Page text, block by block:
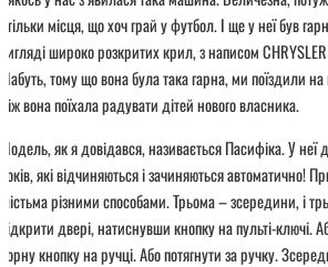
стільки місця, що хоч грай у футбол. І ще у неї був
вигляді широко розкритих крил, з написом
Мабуть, тому що вона була така гарна, ми поїздили
ніж вона поїхала радувати дітей нового власника.
Модель, як я довідався, називається Пасифіка. У неї
боків, які відчиняються і зачиняються автоматично!
шістьма різними способами. Трьома – зсередини, і
відкрити двері, натиснувши кнопку на пульті-ключі.
чорну кнопку на ручці. Або потягнути за ручку.